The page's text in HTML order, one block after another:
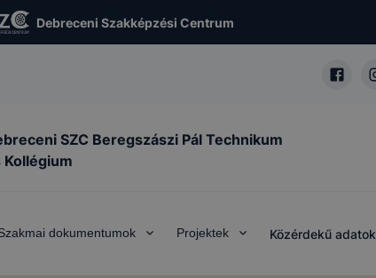
Debreceni Szakképzési Centrum
SZC Beregszászi Pál Technikum
Kollégium
dokumentumok Projektek Közérdekű adatok